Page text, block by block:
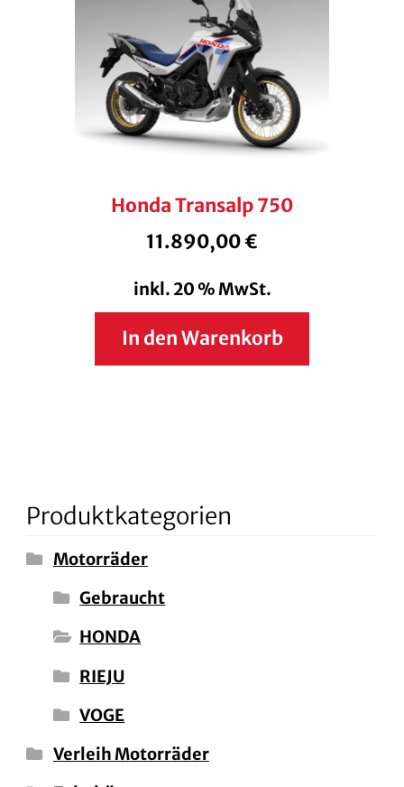
Honda Transalp 750
11.890,00€
inkl. 20 % MwSt.
In den Warenkorb
Produktkategorien
Motorräder
Gebraucht
HONDA
RIEJU
VOGE
Verleih Motorräder